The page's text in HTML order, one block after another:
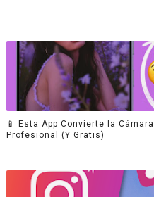
📱 Esta App Convierte la
Profesional (Y Gratis)